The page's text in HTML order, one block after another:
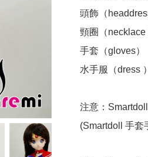
頭飾（
頸圈（necklace
手套（gloves）
水手服（dress ）
注意：
(Smartdoll 手套